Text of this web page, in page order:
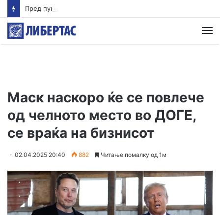
Маск наскоро ќе се повлече
од челното место во ДОГЕ,
се враќа на бизнисот
02.04.2025 20:40 882 Читање помалку од 1м